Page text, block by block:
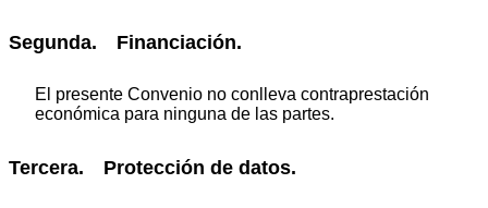
Segunda. Financiación.
El presente Convenio no conlleva contraprestación
económica para ninguna de las partes.
Tercera. Protección de datos.